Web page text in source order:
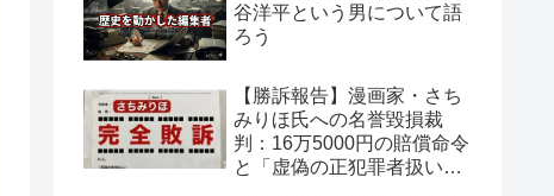
谷洋平という男について語
ろう
【勝訴報告】漫画家・さち
みりほ氏への名誉毀損裁
判：16万5000円の賠償命令
と「虚偽の正犯罪者扱い」